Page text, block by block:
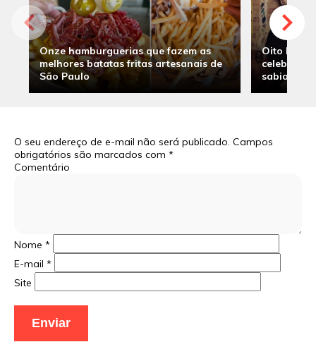
Onze hamburguerias que fazem as
melhores batatas fritas artesanais de
São Paulo
Oito
sabia
O seu endereço de e-mail não será publicado. Campos
obrigatórios são marcados com *
Comentário
Nome *
E-mail *
Site